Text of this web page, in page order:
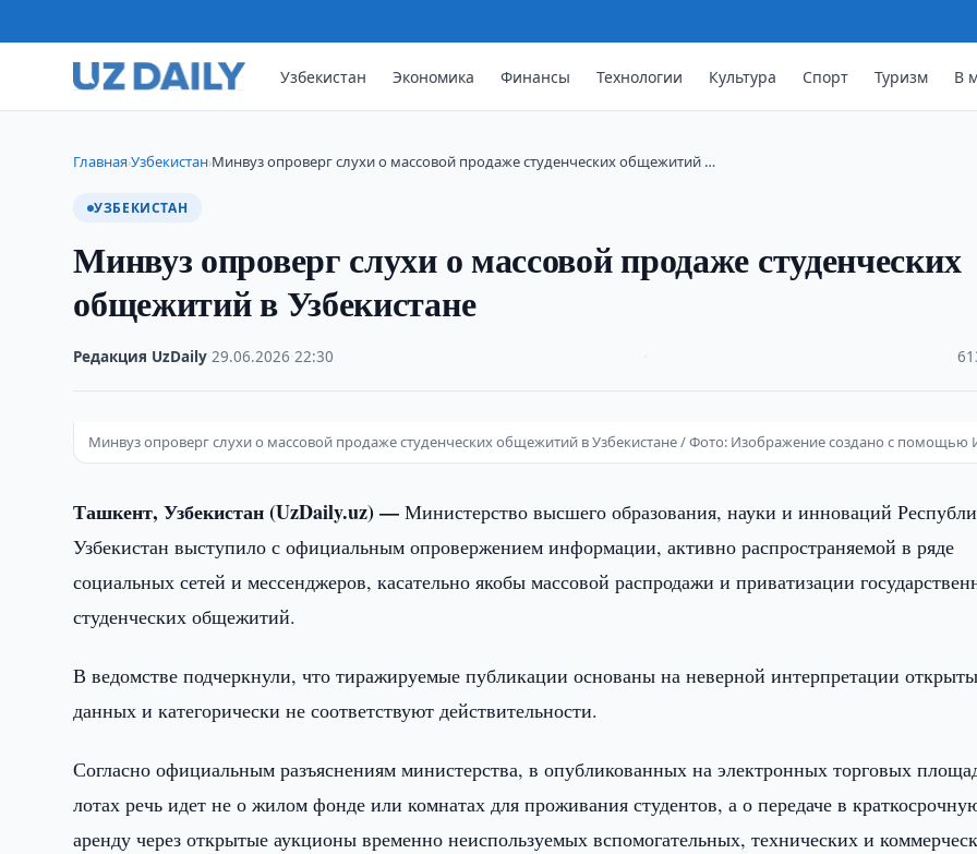
Узбекистан Экономика Финансы Технологии Культура Спорт Туризм В
Главная›Узбекистан›Минвуз опроверг слухи о массовой продаже студенческих общежитий …
УЗБЕКИСТАН
Минвуз опроверг слухи о массовой продаже студенческих
общежитий в Узбекистане
Редакция UzDaily ·29.06.2026 ·22:30
Минвуз опроверг слухи о массовой продаже студенческих общежитий в Узбекистане / Фото: Изображение создано с помощью
Ташкент, Узбекистан (UzDaily.uz) —Министерство высшего образования, науки и инноваций
Узбекистан выступило с официальным опровержением информации, активно распространяемой в ряде
социальных сетей и мессенджеров, касательно якобы массовой распродажи и приватизации
студенческих общежитий.
В ведомстве подчеркнули, что тиражируемые публикации основаны на неверной интерпретации
данных и категорически не соответствуют действительности.
Согласно официальным разъяснениям министерства, в опубликованных на электронных торговых
лотах речь идет не о жилом фонде или комнатах для проживания студентов, а о передаче в
аренду через открытые аукционы временно неиспользуемых вспомогательных, технических и